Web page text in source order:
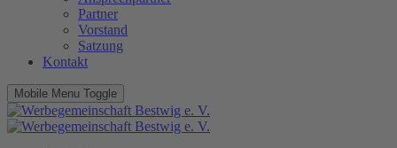
Partner
Vorstand
Satzung
Kontakt
Mobile Menu Toggle